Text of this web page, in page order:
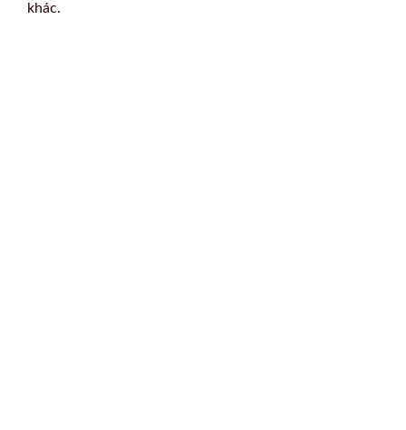
khác.